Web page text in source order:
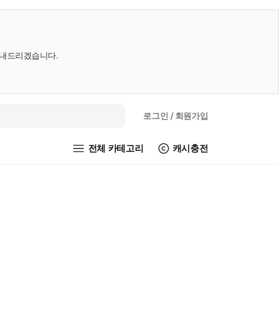
드리겠습니다.
로그인 / 회원가입
전체 카테고리 캐시충전